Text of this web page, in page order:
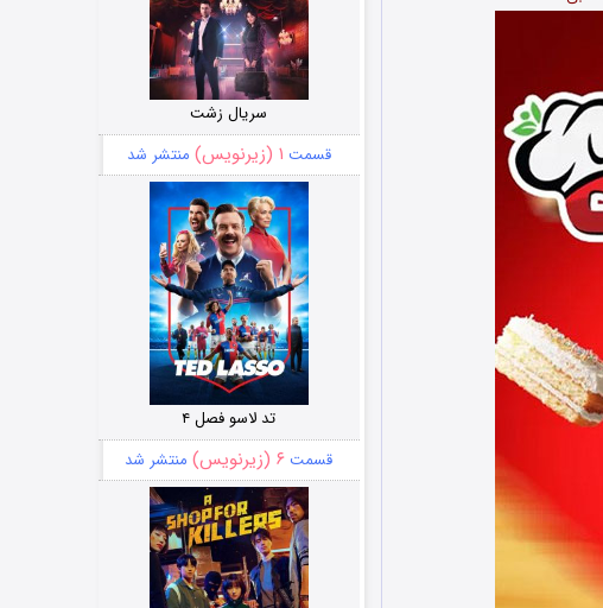
سریال زشت
قسمت ۱ (زیرنویس) منتشر شد
تد لاسو فصل ۴
قسمت ۶ (زیرنویس) منتشر شد